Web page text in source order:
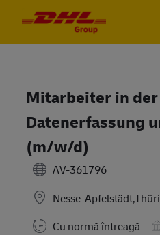
Mitarbeiter in der
Datenerfassung
(m/w/d)
AV-361796
Nesse-
Cu normă întreagă